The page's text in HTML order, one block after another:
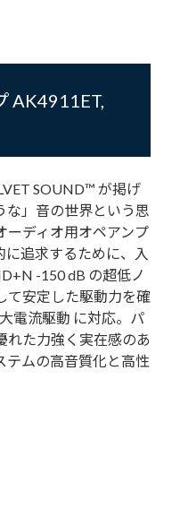
AK4911ET,
SOUND™ が掲げ
な」音の世界という思
ーディオ用オペアンプ
追求するために、入
-150 dB の超低ノ
て安定した駆動力を確
電流駆動 に対応。パ
れた力強く実在感のあ
テムの高音質化と高性